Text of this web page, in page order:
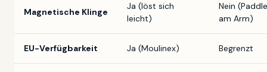
Magnetische Klinge
Ja (löst sich
leicht)
Nein
am Arm)
EU-Verfügbarkeit Ja (Moulinex) Begrenzt